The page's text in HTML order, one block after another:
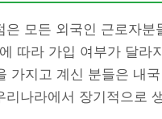
은 모든 외국인 근로자
에 따라 가입 여부가 달
가지고 계신 분들은 내
리나라에서 장기적으로